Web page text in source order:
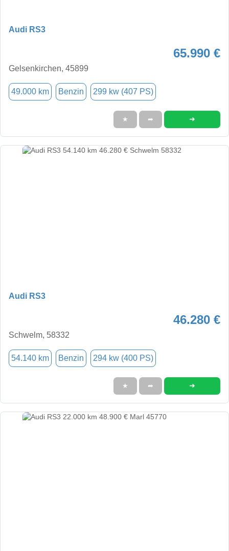
Audi RS3
65.990 €
Gelsenkirchen, 45899
49.000 km Benzin 299 kw (407 PS)
★ ➦ ➜
Audi RS3
46.280 €
Schwelm, 58332
54.140 km Benzin 294 kw (400 PS)
★ ➦ ➜